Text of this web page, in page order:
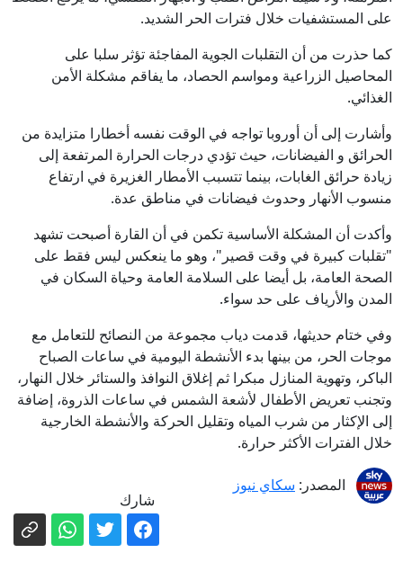
على المستشفيات خلال فترات الحر الشديد.
كما حذرت من أن التقلبات الجوية المفاجئة تؤثر سلبا على
المحاصيل الزراعية ومواسم الحصاد، ما يفاقم مشكلة الأمن
الغذائي.
وأشارت إلى أن أوروبا تواجه في الوقت نفسه أخطارا متزايدة من
الحرائق و الفيضانات، حيث تؤدي درجات الحرارة المرتفعة إلى
زيادة حرائق الغابات، بينما تتسبب الأمطار الغزيرة في ارتفاع
منسوب الأنهار وحدوث فيضانات في مناطق عدة.
وأكدت أن المشكلة الأساسية تكمن في أن القارة أصبحت تشهد
"تقلبات كبيرة في وقت قصير"، وهو ما ينعكس ليس فقط على
الصحة العامة، بل أيضا على السلامة العامة وحياة السكان في
المدن والأرياف على حد سواء.
وفي ختام حديثها، قدمت دياب مجموعة من النصائح للتعامل مع
موجات الحر، من بينها بدء الأنشطة اليومية في ساعات الصباح
الباكر، وتهوية المنازل مبكرا ثم إغلاق النوافذ والستائر خلال النهار،
وتجنب تعريض الأطفال لأشعة الشمس في ساعات الذروة، إضافة
إلى الإكثار من شرب المياه وتقليل الحركة والأنشطة الخارجية
خلال الفترات الأكثر حرارة.
المصدر: سكاي نيوز
شارك